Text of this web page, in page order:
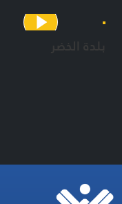
بلدة الخضر